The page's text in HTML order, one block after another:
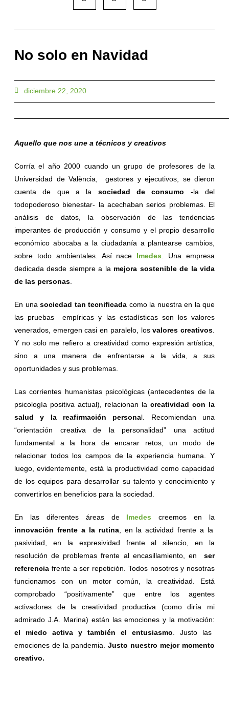
No solo en Navidad
diciembre 22, 2020
Aquello que nos une a técnicos y creativos
Corría el año 2000 cuando un grupo de profesores de la
Universidad de València, gestores y ejecutivos, se dieron
cuenta de que a la sociedad de consumo -la del
todopoderoso bienestar- la acechaban serios problemas. El
análisis de datos, la observación de las tendencias
imperantes de producción y consumo y el propio desarrollo
económico abocaba a la ciudadanía a plantearse cambios,
sobre todo ambientales. Así nace Imedes . Una empresa
dedicada desde siempre a la mejora sostenible de la vida
de las personas
En una sociedad tan tecnificada como la nuestra en la que
las pruebas empíricas y las estadísticas son los valores
venerados, emergen casi en paralelo, losvalores creativos
Y no solo me refiero a creatividad como expresión artística,
sino a una manera de enfrentarse a la vida, a sus
oportunidades y sus problemas.
Las corrientes humanistas psicológicas (antecedentes de la
psicología positiva actual), relacionan la creatividad con la
salud y la reafirmación personal. Recomiendan una
“orientación creativa de la personalidad” una actitud
fundamental a la hora de encarar retos, un modo de
relacionar todos los campos de la experiencia humana. Y
luego, evidentemente, está la productividad como capacidad
de los equipos para desarrollar su talento y conocimiento y
convertirlos en beneficios para la sociedad.
En las diferentes áreas de Imedes
creemos en la
innovación frente a la rutina, en la actividad frente a la
pasividad, en la expresividad frente al silencio, en la
resolución de problemas frente al encasillamiento, en ser
referencia frente a ser repetición. Todos nosotros y nosotras
funcionamos con un motor común, la creatividad. Está
comprobado “positivamente” que entre los agentes
activadores de la creatividad productiva (como diría mi
admirado J.A. Marina) están las emociones y la motivación:
el miedo activa y también el entusiasmo . Justo las
emociones de la pandemia. Justo nuestro mejor momento
creativo.